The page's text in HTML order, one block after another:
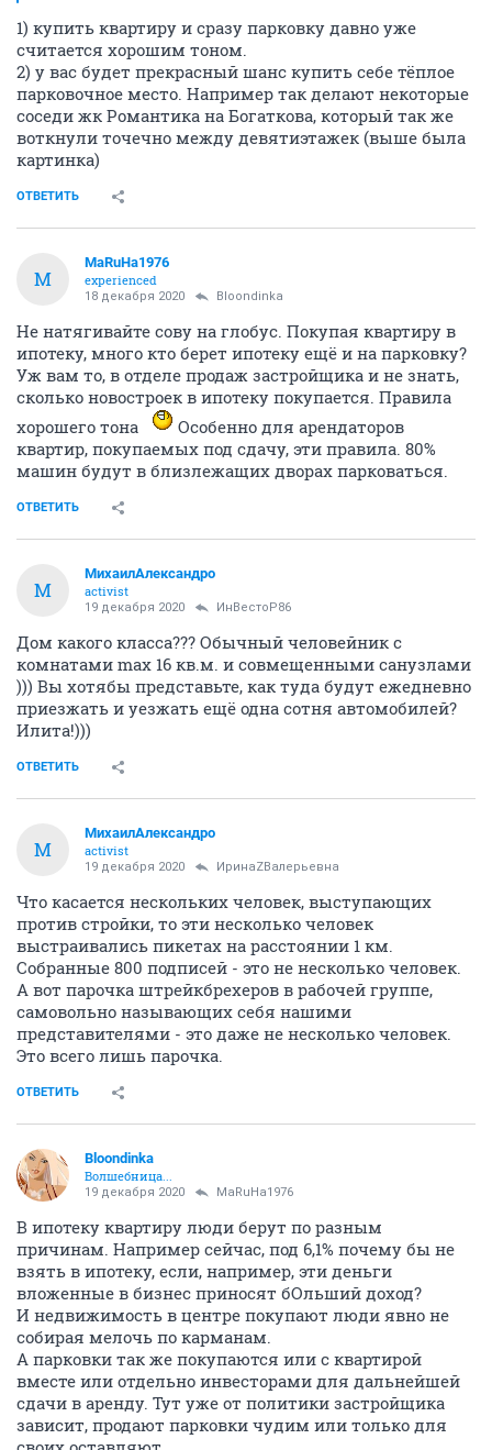
1) купить квартиру и сразу парковку давно уже
считается хорошим тоном.
2) у вас будет прекрасный шанс купить себе тёплое
парковочное место. Например так делают некоторые
соседи жк Романтика на Богаткова, который так же
воткнули точечно между девятиэтажек (выше была
картинка)
ОТВЕТИТЬ
M
MaRuHa1976
experienced
18 декабря 2020 Bloondinka
Не натягивайте сову на глобус. Покупая квартиру в
ипотеку, много кто берет ипотеку ещё и на парковку?
Уж вам то, в отделе продаж застройщика и не знать,
сколько новостроек в ипотеку покупается. Правила
хорошего тона
Особенно для арендаторов
квартир, покупаемых под сдачу, эти правила. 80%
машин будут в близлежащих дворах парковаться.
ОТВЕТИТЬ
М
МихаилАлександро
activist
19 декабря 2020 ИнВестоР86
Дом какого класса??? Обычный человейник с
комнатами max 16 кв.м. и совмещенными санузлами
))) Вы хотябы представьте, как туда будут ежедневно
приезжать и уезжать ещё одна сотня автомобилей?
Илита!)))
ОТВЕТИТЬ
М
МихаилАлександро
activist
19 декабря 2020 ИринаZВалерьевна
Что касается нескольких человек, выступающих
против стройки, то эти несколько человек
выстраивались пикетах на расстоянии 1 км.
Собранные 800 подписей - это не несколько человек.
А вот парочка штрейкбрехеров в рабочей группе,
самовольно называющих себя нашими
представителями - это даже не несколько человек.
Это всего лишь парочка.
ОТВЕТИТЬ
Bloondinka
Волшебница...
19 декабря 2020 MaRuHa1976
В ипотеку квартиру люди берут по разным
причинам. Например сейчас, под 6,1% почему бы не
взять в ипотеку, если, например, эти деньги
вложенные в бизнес приносят бОльший доход?
И недвижимость в центре покупают люди явно не
собирая мелочь по карманам.
А парковки так же покупаются или с квартирой
вместе или отдельно инвесторами для дальнейшей
сдачи в аренду. Тут уже от политики застройщика
зависит, продают парковки чудим или только для